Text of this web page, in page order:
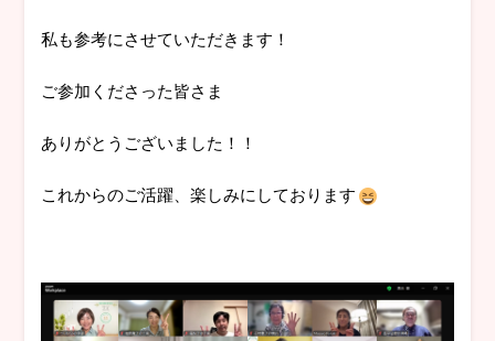
私も参考にさせていただきます！
ご参加くださった皆さま
ありがとうございました！！
これからのご活躍、楽しみにしております